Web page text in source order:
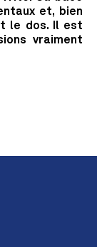
et, bien
le dos. Il est
vraiment